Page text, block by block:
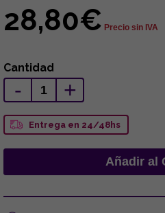
28,80€ Precio sin IVA
Cantidad
- +
Entrega en 24/48hs